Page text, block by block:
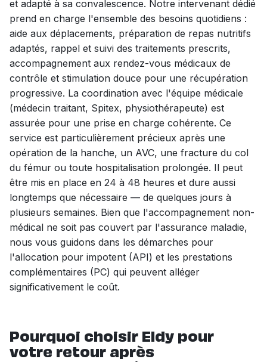
et adapté à sa convalescence. Notre intervenant dédié
prend en charge l'ensemble des besoins quotidiens :
aide aux déplacements, préparation de repas nutritifs
adaptés, rappel et suivi des traitements prescrits,
accompagnement aux rendez-vous médicaux de
contrôle et stimulation douce pour une récupération
progressive. La coordination avec l'équipe médicale
(médecin traitant, Spitex, physiothérapeute) est
assurée pour une prise en charge cohérente. Ce
service est particulièrement précieux après une
opération de la hanche, un AVC, une fracture du col
du fémur ou toute hospitalisation prolongée. Il peut
être mis en place en 24 à 48 heures et dure aussi
longtemps que nécessaire — de quelques jours à
plusieurs semaines. Bien que l'accompagnement non-
médical ne soit pas couvert par l'assurance maladie,
nous vous guidons dans les démarches pour
l'allocation pour impotent (API) et les prestations
complémentaires (PC) qui peuvent alléger
significativement le coût.
Pourquoi choisir Eldy pour
votre retour après